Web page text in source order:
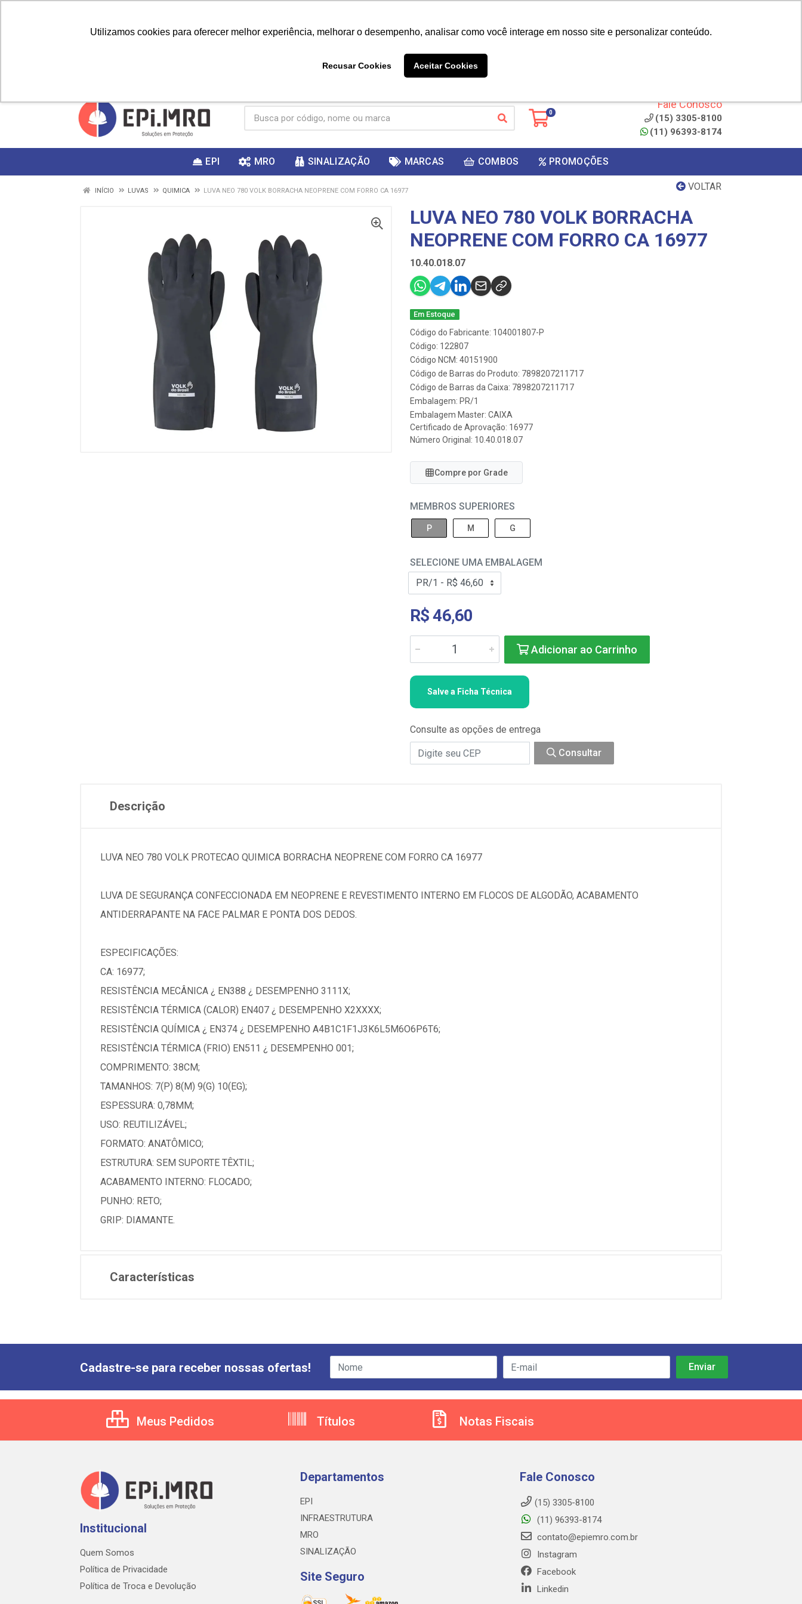
Utilizamos cookies para oferecer melhor experiência, melhorar o desempenho, analisar como você interage em nosso site e personalizar conteúdo.
Recusar Cookies Aceitar Cookies
ganhar
0
Fale Conosco
(15) 3305-8100
(11) 96393-8174
EPI MRO SINALIZAÇÃO MARCAS COMBOS PROMOÇÕES
VOLTAR
INÍCIO LUVAS QUIMICA LUVA NEO 780 VOLK BORRACHA NEOPRENE COM FORRO CA 16977
LUVA NEO 780 VOLK BORRACHA
NEOPRENE COM FORRO CA 16977
10.40.018.07
Em Estoque
Código do Fabricante: 104001807-P
Código: 122807
Código NCM: 40151900
Código de Barras do Produto: 7898207211717
Código de Barras da Caixa: 7898207211717
Embalagem: PR/1
Embalagem Master: CAIXA
Certificado de Aprovação: 16977
Número Original: 10.40.018.07
Compre por Grade
MEMBROS SUPERIORES
P M G
SELECIONE UMA EMBALAGEM
R$ 46,60
Adicionar ao Carrinho
Salve a Ficha Técnica
Consulte as opções de entrega
Consultar
Descrição
LUVA NEO 780 VOLK PROTECAO QUIMICA BORRACHA NEOPRENE COM FORRO CA 16977
LUVA DE SEGURANÇA CONFECCIONADA EM NEOPRENE E REVESTIMENTO INTERNO EM FLOCOS DE ALGODÃO, ACABAMENTO
ANTIDERRAPANTE NA FACE PALMAR E PONTA DOS DEDOS.
ESPECIFICAÇÕES:
CA: 16977;
RESISTÊNCIA MECÂNICA ¿ EN388 ¿ DESEMPENHO 3111X;
RESISTÊNCIA TÉRMICA (CALOR) EN407 ¿ DESEMPENHO X2XXXX;
RESISTÊNCIA QUÍMICA ¿ EN374 ¿ DESEMPENHO A4B1C1F1J3K6L5M6O6P6T6;
RESISTÊNCIA TÉRMICA (FRIO) EN511 ¿ DESEMPENHO 001;
COMPRIMENTO: 38CM;
TAMANHOS: 7(P) 8(M) 9(G) 10(EG);
ESPESSURA: 0,78MM;
USO: REUTILIZÁVEL;
FORMATO: ANATÔMICO;
ESTRUTURA: SEM SUPORTE TÊXTIL;
ACABAMENTO INTERNO: FLOCADO;
PUNHO: RETO;
GRIP: DIAMANTE.
Características
Cadastre-se para receber nossas ofertas!
Meus Pedidos Títulos Notas Fiscais
Institucional
Quem Somos
Política de Privacidade
Política de Troca e Devolução
Departamentos
EPI
INFRAESTRUTURA
MRO
SINALIZAÇÃO
Site Seguro
Fale Conosco
(15) 3305-8100
(11) 96393-8174
contato@epiemro.com.br
Instagram
Facebook
Linkedin